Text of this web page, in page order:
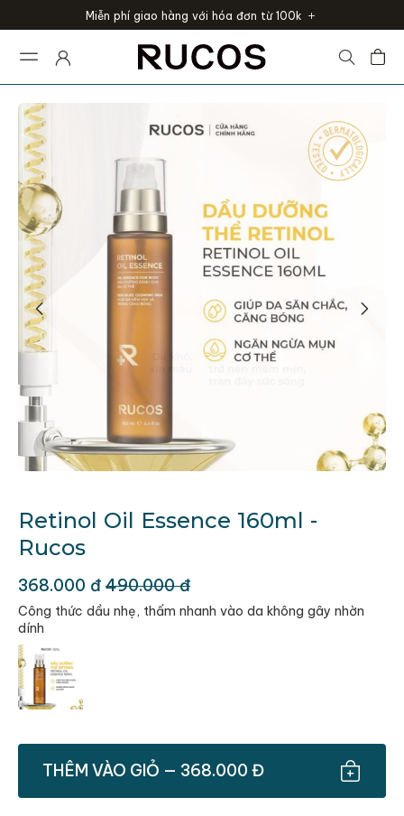
Miễn phí giao hàng với hóa đơn từ 100k
Retinol Oil Essence 160ml -
Rucos
368.000 đ 490.000 đ
Công thức dầu nhẹ, thấm nhanh vào da không gây nhờn
dính
THÊM VÀO GIỎ — 368.000 Đ